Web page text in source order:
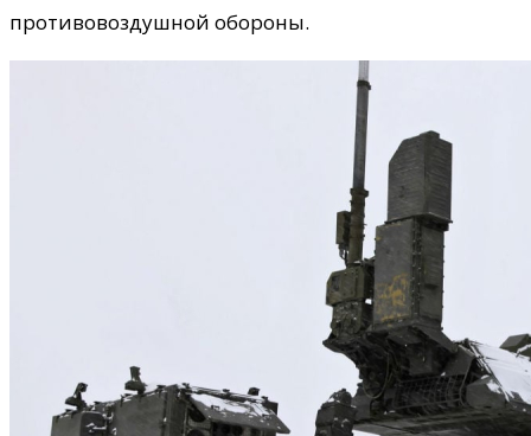
противовоздушной обороны.